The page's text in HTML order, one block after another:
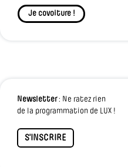
Je covoiture !
Newsletter: Ne ratez rien
de la programmation de LUX !
S'INSCRIRE